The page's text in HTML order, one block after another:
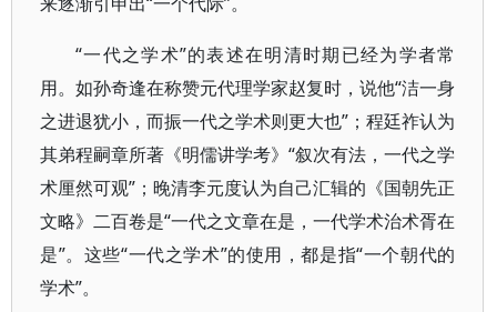
“一代之学术”的表述在明清时期已经为学者常
用。如孙奇逢在称赞元代理学家赵复时，说他“洁一身
之进退犹小，而振一代之学术则更大也”；程廷祚认为
其弟程嗣章所著《明儒讲学考》“叙次有法，一代之学
术厘然可观”；晚清李元度认为自己汇辑的《国朝先正
文略》二百卷是“一代之文章在是，一代学术治术胥在
是”。这些“一代之学术”的使用，都是指“一个朝代的
学术”。